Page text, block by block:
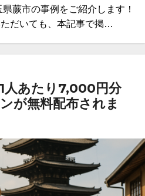
蕨市の事例をご紹介します！
だいても、本記事で掲…
人あたり7,000円分
が無料配布されま